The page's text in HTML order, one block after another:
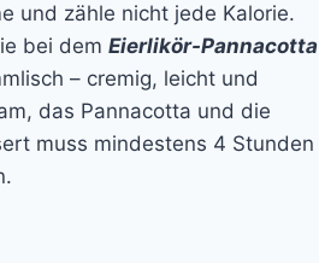
und zähle nicht jede Kalorie.
bei dem Eierlikör-Pannacotta
– cremig, leicht und
das Pannacotta und die
muss mindestens 4 Stunden